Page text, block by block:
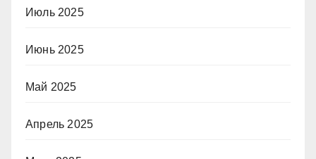
Июль 2025
Июнь 2025
Май 2025
Апрель 2025